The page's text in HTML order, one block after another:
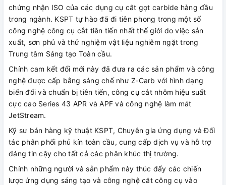
chứng nhận ISO của các dụng cụ cắt gọt carbide hàng đầu
trong ngành. KSPT tự hào đã đi tiên phong trong một số
công nghệ công cụ cắt tiên tiến nhất thế giới do việc sản
xuất, sơn phủ và thử nghiệm vật liệu nghiêm ngặt trong
Trung tâm Sáng tạo Toàn cầu.
Chính cam kết đổi mới này đã đưa ra các sản phẩm và công
nghệ được cấp bằng sáng chế như Z-Carb với hình dạng
biến đổi và chuẩn bị tiên tiến, công cụ cắt nhôm hiệu suất
cực cao Series 43 APR và APF và công nghệ làm mát
JetStream.
Kỹ sư bán hàng kỹ thuật KSPT, Chuyên gia ứng dụng và Đối
tác phân phối phủ kín toàn cầu, cung cấp dịch vụ và hỗ trợ
đáng tin cậy cho tất cả các phân khúc thị trường.
Chính những người và sản phẩm này thúc đẩy các chiến
lược ứng dụng sáng tạo và công nghệ cắt công cụ vào